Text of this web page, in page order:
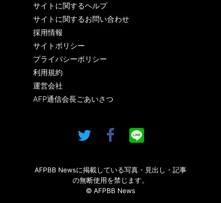
サイトに関するヘルプ
サイトに関するお問い合わせ
採用情報
サイトポリシー
プライバシーポリシー
利用規約
運営会社
AFP通信会長ごあいさつ
AFPBB Newsに掲載している写真・見出し・記事
の無断使用を禁じます。
© AFPBB News